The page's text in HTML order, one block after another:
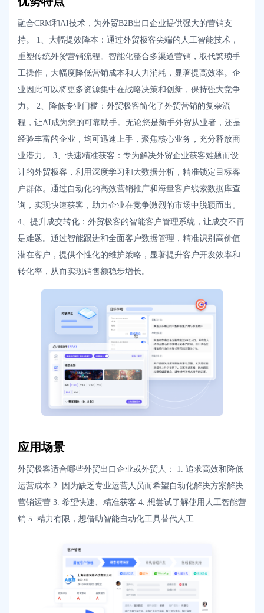
融合CRM和AI技术，为外贸B2B出口企业提供强大的营销支
持。 1、大幅提效降本：通过外贸极客尖端的人工智能技术，
重塑传统外贸营销流程。智能化整合多渠道营销，取代繁琐手
工操作，大幅度降低营销成本和人力消耗，显著提高效率。企
业因此可以将更多资源集中在战略决策和创新，保持强大竞争
力。 2、降低专业门槛：外贸极客简化了外贸营销的复杂流
程，让AI成为您的可靠助手。无论您是新手外贸从业者，还是
经验丰富的企业，均可迅速上手，聚焦核心业务，充分释放商
业潜力。 3、快速精准获客：专为解决外贸企业获客难题而设
计的外贸极客，利用深度学习和大数据分析，精准锁定目标客
户群体。通过自动化的高效营销推广和海量客户线索数据库查
询，实现快速获客，助力企业在竞争激烈的市场中脱颖而出。
4、提升成交转化：外贸极客的智能客户管理系统，让成交不再
是难题。通过智能跟进和全面客户数据管理，精准识别高价值
潜在客户，提供个性化的维护策略，显著提升客户开发效率和
转化率，从而实现销售额稳步增长。
应用场景
外贸极客适合哪些外贸出口企业或外贸人： 1. 追求高效和降低
运营成本 2. 因为缺乏专业运营人员而希望自动化解决方案解决
营销运营 3. 希望快速、精准获客 4. 想尝试了解使用人工智能营
销 5. 精力有限，想借助智能自动化工具替代人工